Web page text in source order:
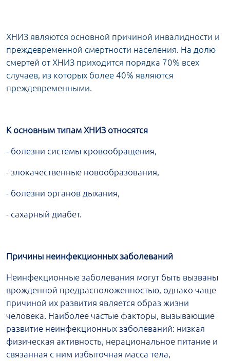
ХНИЗ являются основной причиной инвалидности и
преждевременной смертности населения. На долю
смертей от ХНИЗ приходится порядка 70% всех
случаев, из которых более 40% являются
преждевременными.
К основным типам ХНИЗ относятся
- болезни системы кровообращения,
- злокачественные новообразования,
- болезни органов дыхания,
- сахарный диабет.
Причины неинфекционных заболеваний
Неинфекционные заболевания могут быть вызваны
врожденной предрасположенностью, однако чаще
причиной их развития является образ жизни
человека. Наиболее частые факторы, вызывающие
развитие неинфекционных заболеваний: низкая
физическая активность, нерациональное питание и
связанная с ним избыточная масса тела,